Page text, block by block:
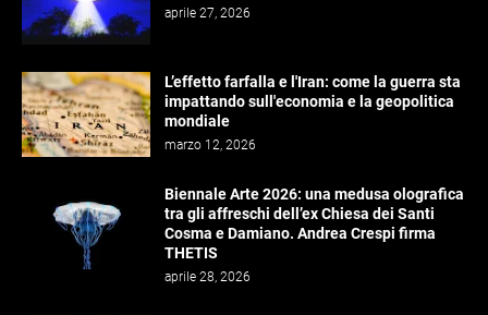
aprile 27, 2026
L’effetto farfalla e l'Iran: come la guerra sta
impattando sull'economia e la geopolitica
mondiale
marzo 12, 2026
Biennale Arte 2026: una medusa olografica
tra gli affreschi dell’ex Chiesa dei Santi
Cosma e Damiano. Andrea Crespi firma
THETIS
aprile 28, 2026